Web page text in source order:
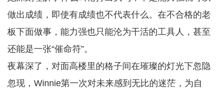
做出成绩，即使有成绩也不代表什么。在不合格的老
板下面做事，能力强也只能沦为干活的工具人，甚至
还能是一张“催命符”。
夜幕深了，对面高楼里的格子间在璀璨的灯光下忽隐
忽现，Winnie第一次对未来感到无比的迷茫，为自